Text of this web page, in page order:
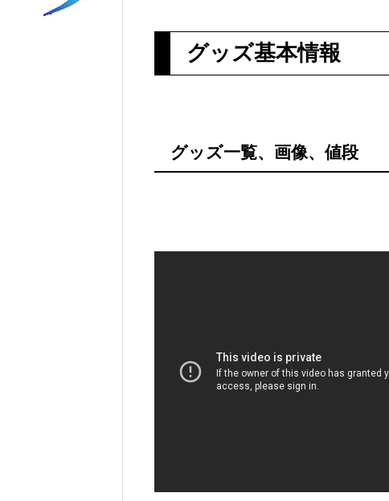
グッズ基本情報
グッズ一覧、画像、値段